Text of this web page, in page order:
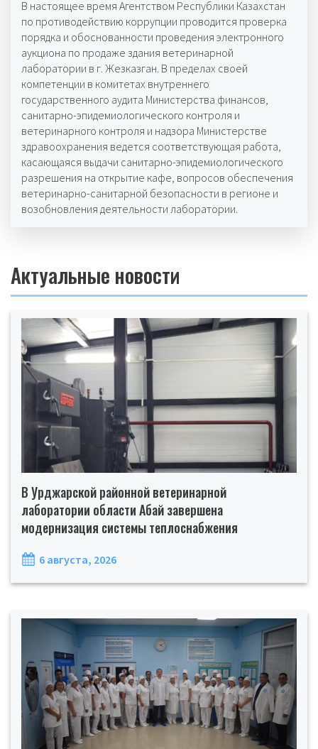
В настоящее время Агентством Республики Казахстан
по противодействию коррупции проводится проверка
порядка и обоснованности проведения электронного
аукциона по продаже здания ветеринарной
лаборатории в г. Жезказган. В пределах своей
компетенции в комитетах внутреннего
государственного аудита Министерства финансов,
санитарно-эпидемиологического контроля и
ветеринарного контроля и надзора Министерстве
здравоохранения ведется соответствующая работа,
касающаяся выдачи санитарно-эпидемиологического
разрешения на открытие кафе, вопросов обеспечения
ветеринарно-санитарной безопасности в регионе и
возобновления деятельности лаборатории.
Актуальные новости
В Урджарской районной ветеринарной
лаборатории области Абай завершена
модернизация системы теплоснабжения
6 августа, 2026